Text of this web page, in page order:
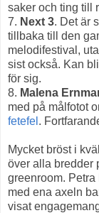
saker och ting till
7. Next 3. Det är
tillbaka till den
melodifestival,
sist också. Kan
för sig.
8. Malena
med på målfotot
fetefel .
Mycket bröst i
över alla bredder
greenroom.
med ena axeln
visat